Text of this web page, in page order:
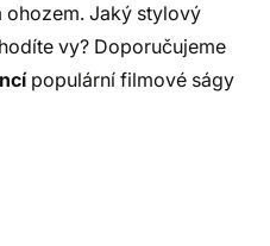
ohozem. Jaký stylový
vy? Doporučujeme
populární filmové ságy